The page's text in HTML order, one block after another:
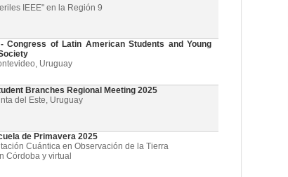
IEEE" en la Región 9
- Congress of Latin American Students and Young
Uruguay
Branches Regional Meeting 2025
del Este, Uruguay
de Primavera 2025
Cuántica en Observación de la Tierra
Córdoba y virtual